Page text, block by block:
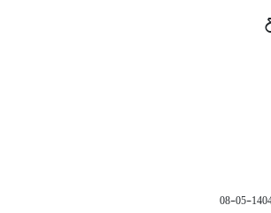
1404-